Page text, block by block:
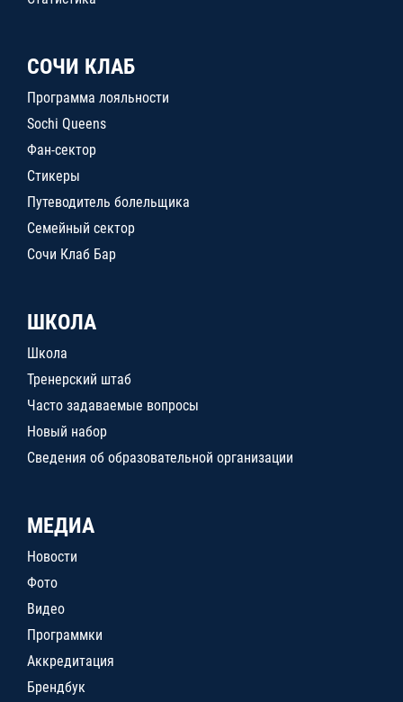
СОЧИ КЛАБ
Программа лояльности
Sochi Queens
Фан-сектор
Стикеры
Путеводитель болельщика
Семейный сектор
Сочи Клаб Бар
ШКОЛА
Школа
Тренерский штаб
Часто задаваемые вопросы
Новый набор
Сведения об образовательной организации
МЕДИА
Новости
Фото
Видео
Программки
Аккредитация
Брендбук